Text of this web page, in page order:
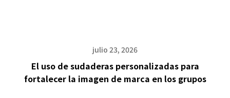
julio 23, 2026
El uso de sudaderas personalizadas para
fortalecer la imagen de marca en los grupos